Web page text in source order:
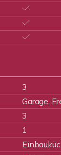
3
Garage,
3
1